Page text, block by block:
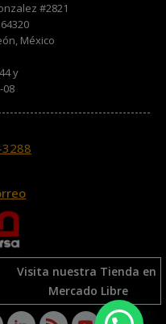
#2821
México
y
08
Visita nuestra Tienda en
Mercado Libre